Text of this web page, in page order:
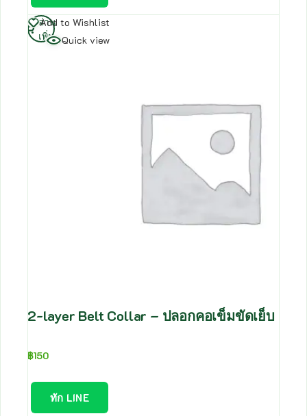
Add to Wishlist
Quick view
2-layer Belt Collar – ปลอกคอเข็มขัดเย็บ 2ชั้
฿150
ทัก LINE
อ่าน
เพิ่ม